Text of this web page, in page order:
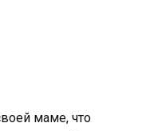
маме, что